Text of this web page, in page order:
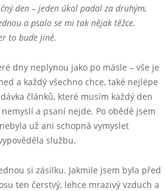
den – jeden úkol padal za druhým,
a psalo se mi tak nějak těžce.
to bude jiné.
dny neplynou jako po másle – vše je
a každý všechno chce, také nejlépe
článků, které musím každý den
a psaní nejde. Po obědě jsem
už ani schopná vymyslet
službu.
si zásilku. Jakmile jsem byla před
ten čerstvý, lehce mrazivý vzduch a